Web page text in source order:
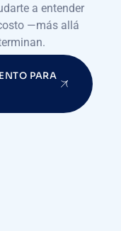
a entender
—más allá
PARA